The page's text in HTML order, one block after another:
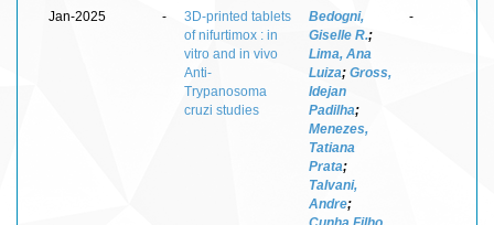
Jan-2025 -
3D-printed tablets
of nifurtimox : in
vitro and in vivo
Anti-
Trypanosoma
cruzi studies
Bedogni,
Giselle R.;
Lima, Ana
Luiza; Gross,
Idejan
Padilha;
Menezes,
Tatiana
Prata;
Talvani,
Andre;
-